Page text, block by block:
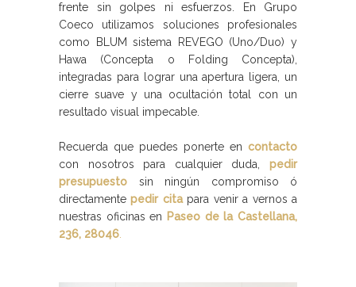
frente sin golpes ni esfuerzos. En Grupo
Coeco utilizamos soluciones profesionales
como BLUM sistema REVEGO (Uno/Duo) y
Hawa (Concepta o Folding Concepta),
integradas para lograr una apertura ligera, un
cierre suave y una ocultación total con un
resultado visual impecable.
Recuerda que puedes ponerte en contacto
con nosotros para cualquier duda, pedir
presupuesto sin ningún compromiso ó
directamentepedir citapara venir a vernos a
nuestras oficinas en Paseo de la Castellana,
236, 28046.